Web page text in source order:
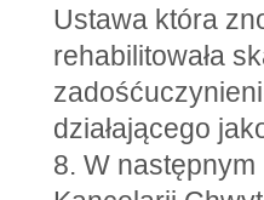
Ustawa która
rehabilitowała
działającego
8. W